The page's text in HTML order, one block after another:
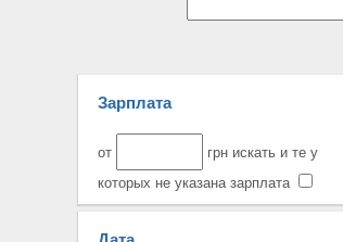
Зарплата
от
грн искать и те у
которых не указана зарплата